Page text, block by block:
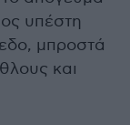
υπέστη
μπροστά
και